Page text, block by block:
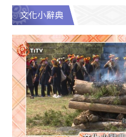
文化小辭典